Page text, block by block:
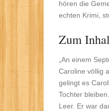
hören die
echten Krimi,
Zum
„An einem
Caroline völlig
gelingt es
Tochter
Leer. Er war